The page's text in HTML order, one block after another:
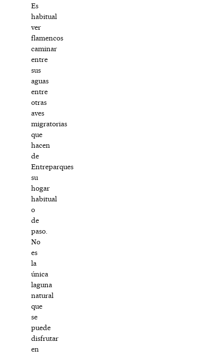
Es
habitual
ver
flamencos
caminar
entre
sus
aguas
entre
otras
aves
migratorias
que
hacen
de
Entreparques
su
hogar
habitual
o
de
paso.
No
es
la
única
laguna
natural
que
se
puede
disfrutar
en